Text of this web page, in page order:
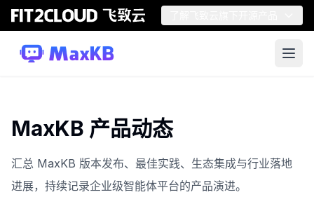
MaxKB 产品动态
汇总 MaxKB 版本发布、最佳实践、生态集成与行业落地
进展，持续记录企业级智能体平台的产品演进。